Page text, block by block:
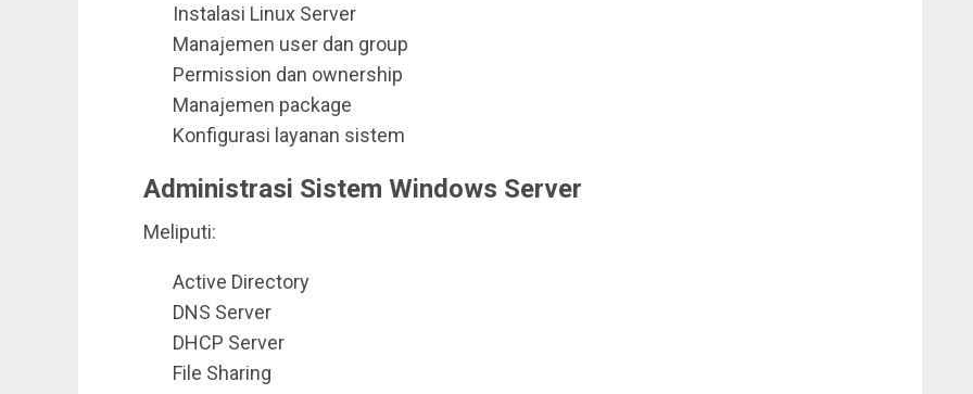
Instalasi Linux Server
Manajemen user dan group
Permission dan ownership
Manajemen package
Konfigurasi layanan sistem
Administrasi Sistem Windows Server
Meliputi:
Active Directory
DNS Server
DHCP Server
File Sharing